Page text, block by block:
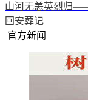
山河无恙英烈归
回安葬记
官方新闻